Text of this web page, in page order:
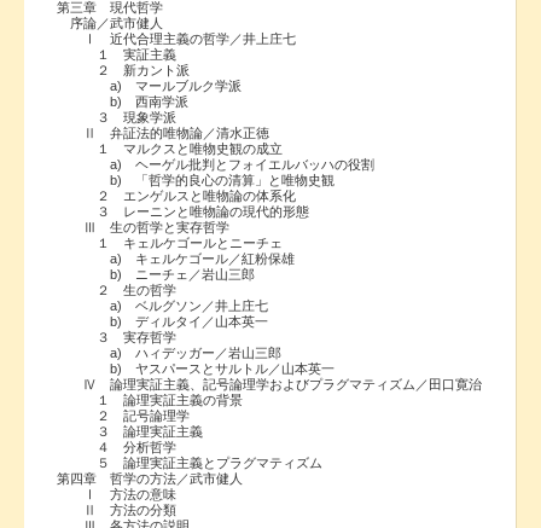
第三章 現代哲学
序論／武市健人
Ⅰ 近代合理主義の哲学／井上庄七
１ 実証主義
２ 新カント派
a) マールブルク学派
b) 西南学派
３ 現象学派
Ⅱ 弁証法的唯物論／清水正徳
１ マルクスと唯物史観の成立
a) ヘーゲル批判とフォイエルバッハの役割
b) 「哲学的良心の清算」と唯物史観
２ エンゲルスと唯物論の体系化
３ レーニンと唯物論の現代的形態
Ⅲ 生の哲学と実存哲学
１ キェルケゴールとニーチェ
a) キェルケゴール／紅粉保雄
b) ニーチェ／岩山三郎
２ 生の哲学
a) ベルグソン／井上庄七
b) ディルタイ／山本英一
３ 実存哲学
a) ハィデッガー／岩山三郎
b) ヤスパースとサルトル／山本英一
Ⅳ 論理実証主義、記号論理学およびプラグマティズム／田口寛治
１ 論理実証主義の背景
２ 記号論理学
３ 論理実証主義
４ 分析哲学
５ 論理実証主義とプラグマティズム
第四章 哲学の方法／武市健人
Ⅰ 方法の意味
Ⅱ 方法の分類
Ⅲ 各方法の説明